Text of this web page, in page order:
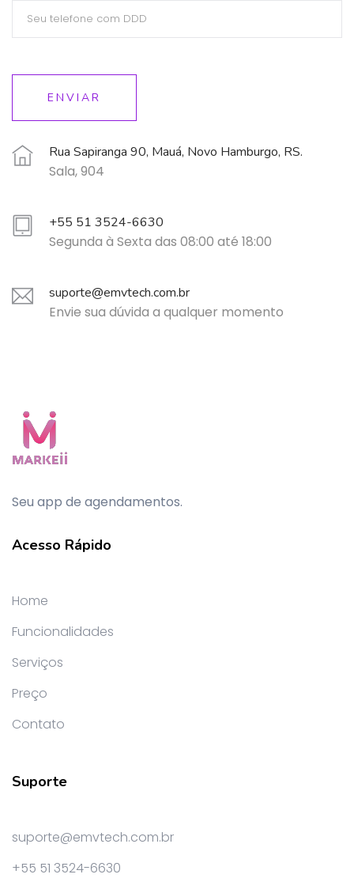
ENVIAR
Rua Sapiranga 90, Mauá, Novo Hamburgo, RS.
Sala, 904
+55 51 3524-6630
Segunda à Sexta das 08:00 até 18:00
suporte@emvtech.com.br
Envie sua dúvida a qualquer momento
Seu app de agendamentos.
Acesso Rápido
Home
Funcionalidades
Serviços
Preço
Contato
Suporte
suporte@emvtech.com.br
+55 51 3524-6630